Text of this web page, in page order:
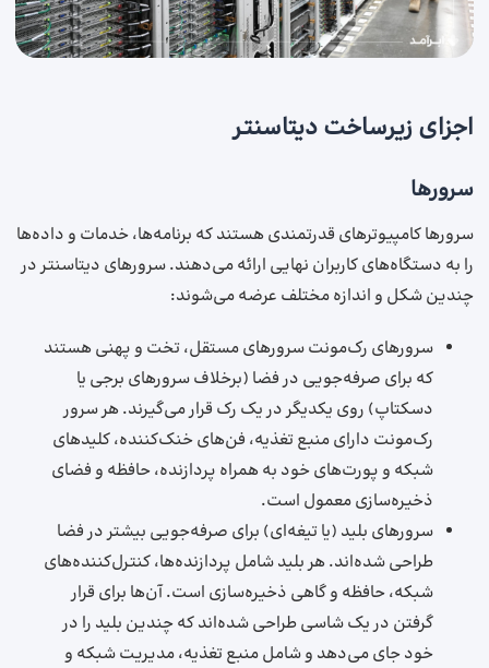
اجزای زیرساخت دیتاسنتر
سرورها
سرورها کامپیوترهای قدرتمندی هستند که برنامه‌ها، خدمات و داده‌ها
را به دستگاه‌های کاربران نهایی ارائه می‌دهند. سرورهای دیتاسنتر در
چندین شکل و اندازه مختلف عرضه می‌شوند:
سرورهای رک‌مونت سرورهای مستقل، تخت و پهنی هستند
که برای صرفه‌جویی در فضا (برخلاف سرورهای برجی یا
دسکتاپ) روی یکدیگر در یک رک قرار می‌گیرند. هر سرور
رک‌مونت دارای منبع تغذیه، فن‌های خنک‌کننده، کلیدهای
شبکه و پورت‌های خود به همراه پردازنده، حافظه و فضای
ذخیره‌سازی معمول است.
سرورهای بلید (یا تیغه‌ای) برای صرفه‌جویی بیشتر در فضا
طراحی شده‌اند. هر بلید شامل پردازنده‌ها، کنترل‌کننده‌های
شبکه، حافظه و گاهی ذخیره‌سازی است. آن‌ها برای قرار
گرفتن در یک شاسی طراحی شده‌اند که چندین بلید را در
خود جای می‌دهد و شامل منبع تغذیه، مدیریت شبکه و